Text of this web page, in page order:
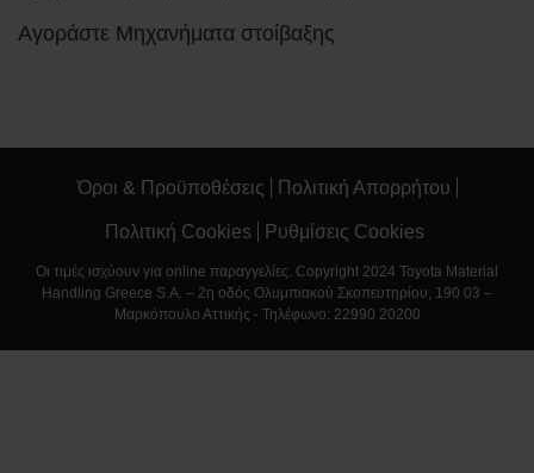
Αγοράστε Μηχανήματα στοίβαξης
Όροι & Προϋποθέσεις Πολιτική Απορρήτου
Πολιτική Cookies Ρυθμίσεις Cookies
Οι τιμές ισχύουν για online παραγγελίες. Copyright 2024 Toyota Material
Handling Greece S.A. – 2η οδός Ολυμπιακού Σκοπευτηρίου, 190 03 –
Μαρκόπουλο Αττικής - Τηλέφωνο: 22990 20200